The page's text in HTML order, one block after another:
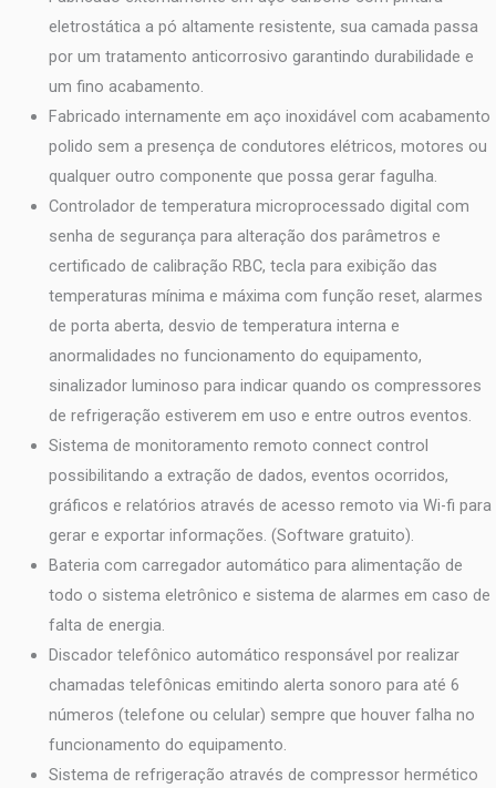
eletrostática a pó altamente resistente, sua camada passa
por um tratamento anticorrosivo garantindo durabilidade e
um fino acabamento.
Fabricado internamente em aço inoxidável com acabamento
polido sem a presença de condutores elétricos, motores ou
qualquer outro componente que possa gerar fagulha.
Controlador de temperatura microprocessado digital com
senha de segurança para alteração dos parâmetros e
certificado de calibração RBC, tecla para exibição das
temperaturas mínima e máxima com função reset, alarmes
de porta aberta, desvio de temperatura interna e
anormalidades no funcionamento do equipamento,
sinalizador luminoso para indicar quando os compressores
de refrigeração estiverem em uso e entre outros eventos.
Sistema de monitoramento remoto connect control
possibilitando a extração de dados, eventos ocorridos,
gráficos e relatórios através de acesso remoto via Wi-fi para
gerar e exportar informações. (Software gratuito).
Bateria com carregador automático para alimentação de
todo o sistema eletrônico e sistema de alarmes em caso de
falta de energia.
Discador telefônico automático responsável por realizar
chamadas telefônicas emitindo alerta sonoro para até 6
números (telefone ou celular) sempre que houver falha no
funcionamento do equipamento.
Sistema de refrigeração através de compressor hermético